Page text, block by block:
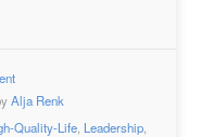
Alja Renk
Quality-Life Leadership